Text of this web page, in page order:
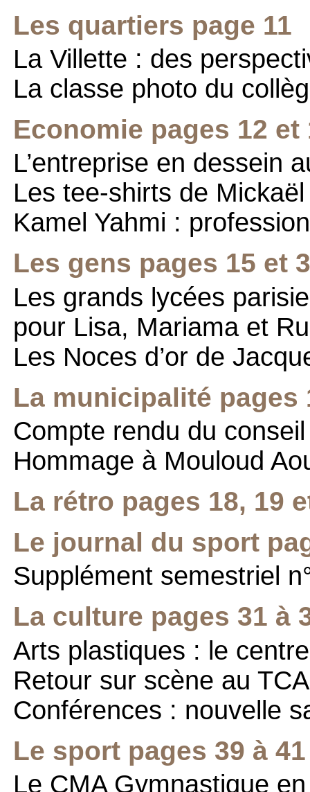
Les quartiers page 11
La Villette : des
La classe photo du
Economie pages 12 et
L’entreprise en dessein
Les tee-shirts de
Kamel Yahmi :
Les gens pages 15 et
Les grands lycées
pour Lisa, Mariama et
Les Noces d’or de
La municipalité pages
Compte rendu du
Hommage à Mouloud
La rétro pages 18, 19
Le journal du sport
Supplément semestriel
La culture pages 31 à
Arts plastiques : le
Retour sur scène au TCA
Conférences : nouvelle
Le sport pages 39 à 41
Le CMA Gymnastique